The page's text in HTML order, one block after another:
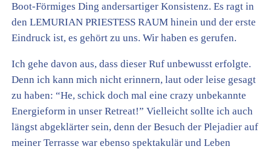
Boot-Förmiges Ding andersartiger Konsistenz. Es ragt in
den LEMURIAN PRIESTESS RAUM hinein und der erste
Eindruck ist, es gehört zu uns. Wir haben es gerufen.
Ich gehe davon aus, dass dieser Ruf unbewusst erfolgte.
Denn ich kann mich nicht erinnern, laut oder leise gesagt
zu haben: “He, schick doch mal eine crazy unbekannte
Energieform in unser Retreat!” Vielleicht sollte ich auch
längst abgeklärter sein, denn der Besuch der Plejadier auf
meiner Terrasse war ebenso spektakulär und Leben